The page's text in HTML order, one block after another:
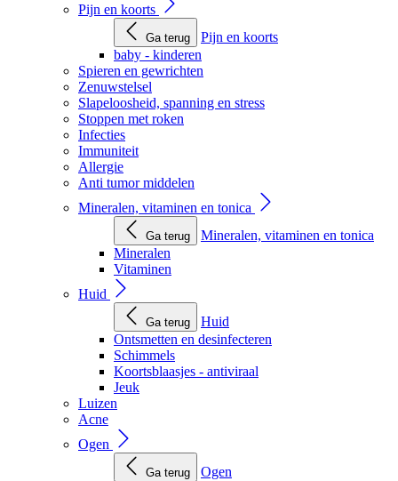
Pijn en koorts
Ga terug
Pijn en koorts
baby - kinderen
Spieren en gewrichten
Zenuwstelsel
Slapeloosheid, spanning en stress
Stoppen met roken
Infecties
Immuniteit
Allergie
Anti tumor middelen
Mineralen, vitaminen en tonica
Ga terug
Mineralen, vitaminen en tonica
Mineralen
Vitaminen
Huid
Ga terug
Huid
Ontsmetten en desinfecteren
Schimmels
Koortsblaasjes - antiviraal
Jeuk
Luizen
Acne
Ogen
Ga terug
Ogen